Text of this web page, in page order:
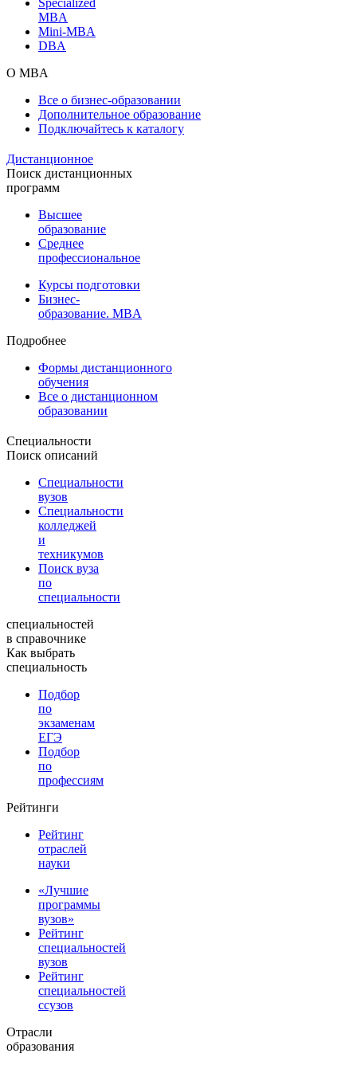
MBA
Mini-MBA
DBA
О MBA
Все о бизнес-образовании
Дополнительное образование
Подключайтесь к каталогу
Дистанционное
Поиск дистанционных
программ
Высшее
образование
Среднее
профессиональное
Курсы подготовки
Бизнес-
образование. MBA
Подробнее
Формы дистанционного
обучения
Все о дистанционном
образовании
Специальности
Поиск описаний
Специальности
вузов
Специальности
колледжей
и
техникумов
Поиск вуза
по
специальности
специальностей
в справочнике
Как выбрать
специальность
Подбор
по
экзаменам
ЕГЭ
Подбор
по
профессиям
Рейтинги
Рейтинг
отраслей
науки
«Лучшие
программы
вузов»
Рейтинг
специальностей
вузов
Рейтинг
специальностей
ссузов
Отрасли
образования